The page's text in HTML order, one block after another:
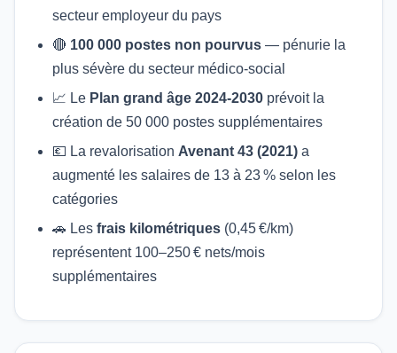
secteur employeur du pays
🔴 100 000 postes non pourvus — pénurie la
plus sévère du secteur médico-social
📈 Le Plan grand âge 2024-2030 prévoit la
création de 50 000 postes supplémentaires
💶 La revalorisation Avenant 43 (2021) a
augmenté les salaires de 13 à 23 % selon les
catégories
🚗 Les frais kilométriques (0,45 €/km)
représentent 100–250 € nets/mois
supplémentaires